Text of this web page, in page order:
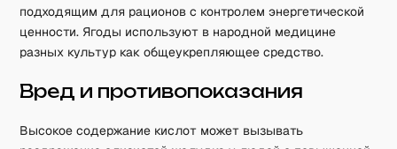
подходящим для рационов с контролем энергетической
ценности. Ягоды используют в народной медицине
разных культур как общеукрепляющее средство.
Вред и противопоказания
Высокое содержание кислот может вызывать